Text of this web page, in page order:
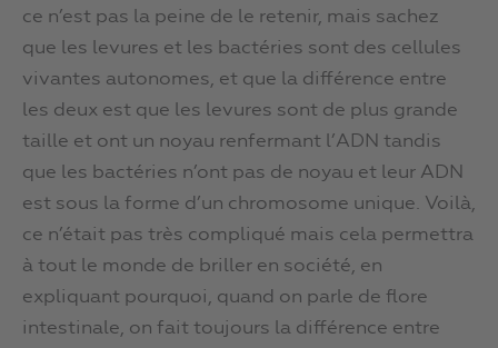
ce n’est pas la peine de le retenir, mais sachez
que les levures et les bactéries sont des cellules
vivantes autonomes, et que la différence entre
les deux est que les levures sont de plus grande
taille et ont un noyau renfermant l’ADN tandis
que les bactéries n’ont pas de noyau et leur ADN
est sous la forme d’un chromosome unique. Voilà,
ce n’était pas très compliqué mais cela permettra
à tout le monde de briller en société, en
expliquant pourquoi, quand on parle de flore
intestinale, on fait toujours la différence entre